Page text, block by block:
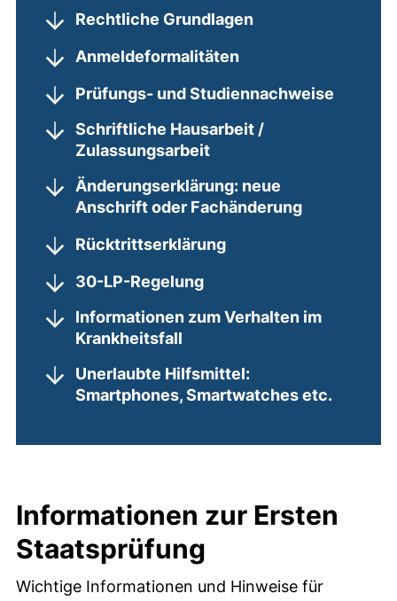
Rechtliche Grundlagen
Anmeldeformalitäten
Prüfungs- und Studiennachweise
Schriftliche Hausarbeit /
Zulassungsarbeit
Änderungserklärung: neue
Anschrift oder Fachänderung
Rücktrittserklärung
30-LP-Regelung
Informationen zum Verhalten im
Krankheitsfall
Unerlaubte Hilfsmittel:
Smartphones, Smartwatches etc.
Informationen zur Ersten
Staatsprüfung
Wichtige Informationen und Hinweise für